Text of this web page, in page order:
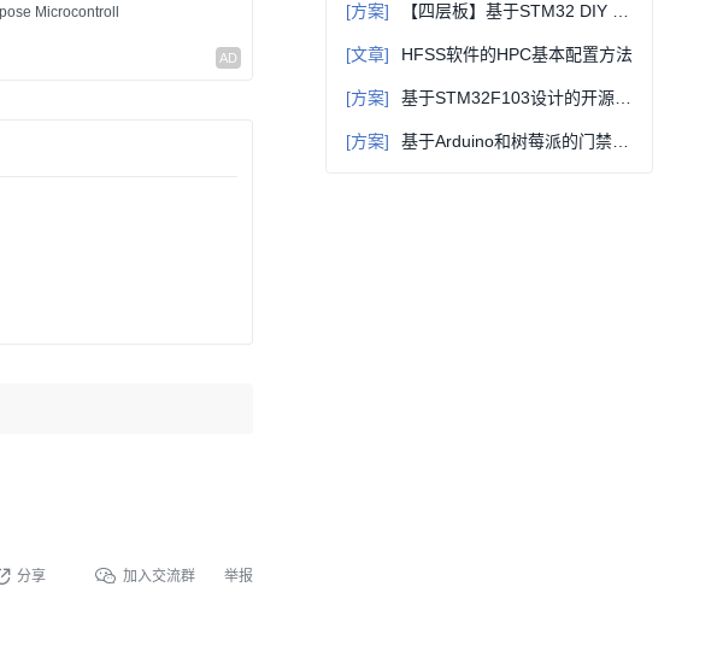
Microcontroll
分享 加入交流群 举报
[方案] 【四层板】基于STM32 DIY JLink_V9 ARM仿真器 2.0版本
[文章] HFSS软件的HPC基本配置方法
[方案] 基于STM32F103设计的开源四轴飞行器电路方案（原理图+源码+bom表）
[方案] 基于Arduino和树莓派的门禁系统设计（升级版）